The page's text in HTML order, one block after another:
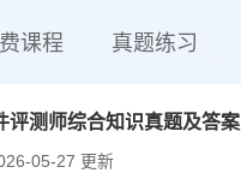
课程 真题练习
评测师综合知识真题及答案
05-27 更新